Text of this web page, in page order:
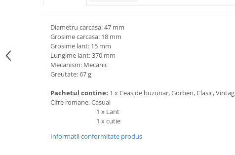
Diametru carcasa: 47 mm
Grosime carcasa: 18 mm
Grosime lant: 15 mm
Lungime lant: 370 mm
Mecanism: Mecanic
Greutate: 67 g
Pachetul contine: 1 x Ceas de buzunar, Gorben, Clasic,
Cifre romane, Casual
1 x Lant
1 x cutie
Informatii conformitate produs